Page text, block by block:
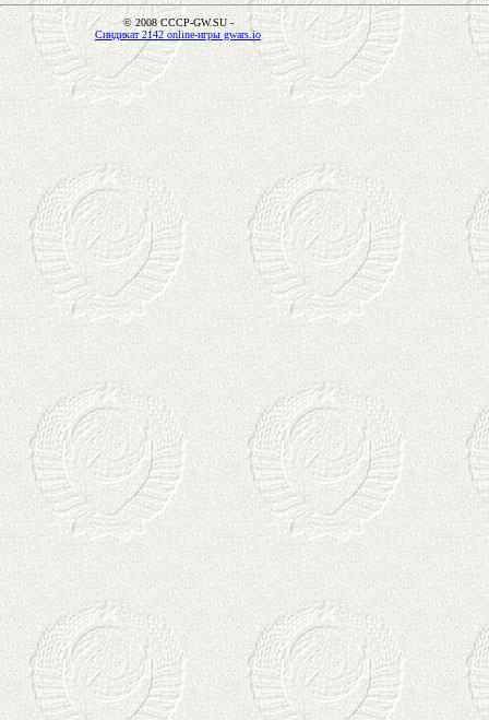
© 2008 CCCP-GW.SU -
Синдикат 2142 online-игры gwars.io